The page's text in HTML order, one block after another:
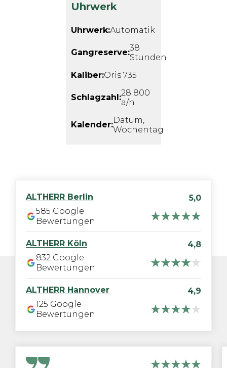
Uhrwerk
Uhrwerk:Automatik
Gangreserve:38
Stunden
Kaliber:Oris 735
Schlagzahl:28 800
a/h
Kalender:Datum,
Wochentag
ALTHERR Berlin
5,0
585 Google
Bewertungen
ALTHERR Köln
4,8
832 Google
Bewertungen
ALTHERR Hannover
4,9
125 Google
Bewertungen